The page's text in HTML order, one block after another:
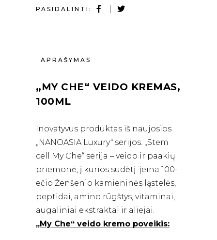
PASIDALINTI:
APRAŠYMAS
„MY CHE“ VEIDO KREMAS,
100ML
Inovatyvus produktas iš naujosios
„NANOASIA Luxury“ serijos. „Stem
cell My Che“ serija – veido ir paakių
priemonė, į kurios sudėtį įeina 100-
ečio Ženšenio kamieninės ląstelės,
peptidai, amino rūgštys, vitaminai,
augaliniai ekstraktai ir aliejai.
„My Che“ veido kremo poveikis: